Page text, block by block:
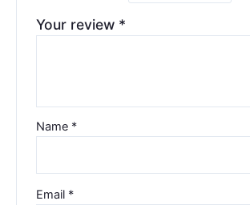
Your review *
Name *
Email *